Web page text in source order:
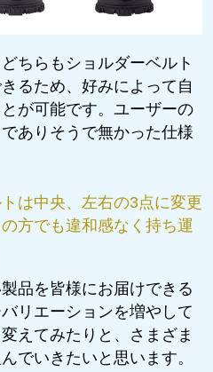
どちらもショルダーベルト
るため、好みによって自
が可能です。ユーザーの
ありそうで無かった仕様
は中央、左右の3点に変更
方でも違和感なく持ち運
品を皆様にお届けできる
リエーションを増やして
えてみたりと、さまざま
でいきたいと思います。